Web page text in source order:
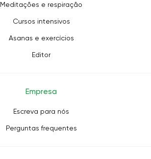
Meditações e respiração
Cursos intensivos
Asanas e exercícios
Editor
Empresa
Escreva para nós
Perguntas frequentes